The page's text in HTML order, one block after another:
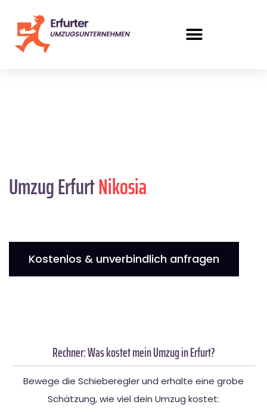
Umzug ErfurtNikosia
Kostenlos & unverbindlich anfragen
Rechner: Was kostet mein Umzug in Erfurt?
Bewege die Schieberegler und erhalte eine grobe
Schätzung, wie viel dein Umzug kostet: